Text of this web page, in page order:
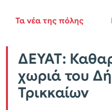
Τα νέα της πόλης
ΔΕΥΑΤ:
χωριά του
Τρικκαίων